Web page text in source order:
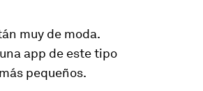
muy de moda.
app de este tipo
pequeños.